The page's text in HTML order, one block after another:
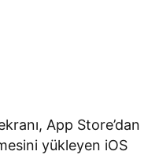
App Store’dan
yükleyen iOS